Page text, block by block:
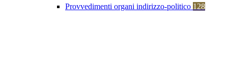
Provvedimenti organi indirizzo-politico 128